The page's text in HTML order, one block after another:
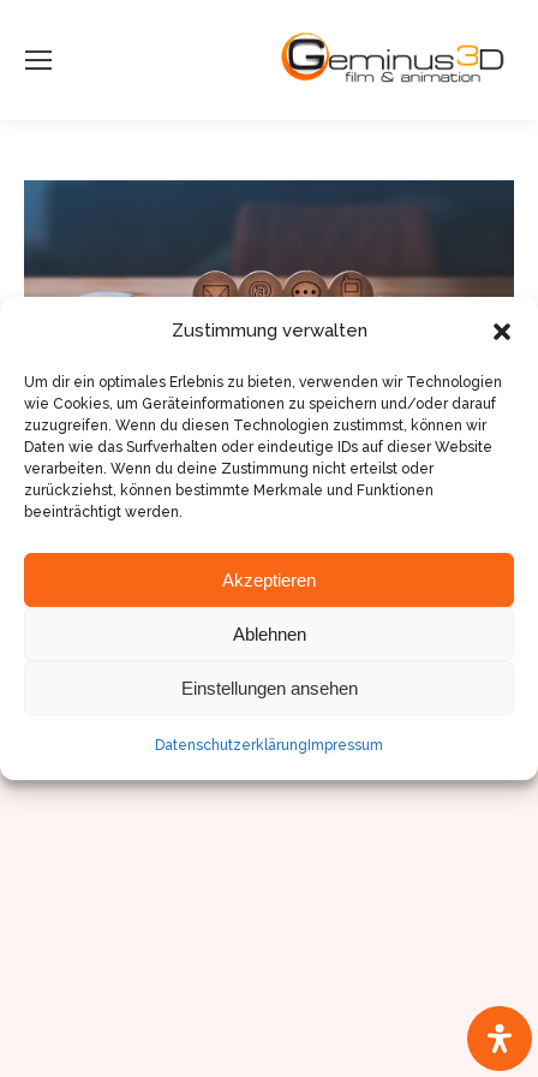
Zustimmung verwalten
Um dir ein optimales Erlebnis zu bieten, verwenden wir Technologien
wie Cookies, um Geräteinformationen zu speichern und/oder darauf
zuzugreifen. Wenn du diesen Technologien zustimmst, können wir
Daten wie das Surfverhalten oder eindeutige IDs auf dieser Website
verarbeiten. Wenn du deine Zustimmung nicht erteilst oder
zurückziehst, können bestimmte Merkmale und Funktionen
beeinträchtigt werden.
Akzeptieren
Ablehnen
Einstellungen ansehen
Datenschutzerklärung Impressum
© Sven Pfister, Geminus 3D